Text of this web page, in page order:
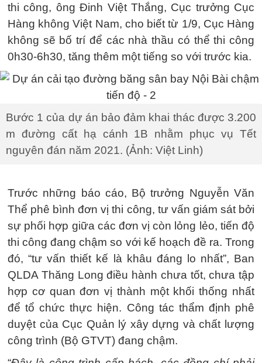
thi công, ông Đinh Việt Thắng, Cục trưởng Cục
Hàng không Việt Nam, cho biết từ 1/9, Cục Hàng
không sẽ bố trí để các nhà thầu có thể thi công
0h30-6h30, tăng thêm một tiếng so với trước kia.
Bước 1 của dự án bảo đảm khai thác được 3.200
m đường cất hạ cánh 1B nhằm phục vụ Tết
nguyên đán năm 2021. (Ảnh: Việt Linh)
Trước những báo cáo, Bộ trưởng Nguyễn Văn
Thể phê bình đơn vị thi công, tư vấn giám sát bởi
sự phối hợp giữa các đơn vị còn lỏng lẻo, tiến độ
thi công đang chậm so với kế hoạch đề ra. Trong
đó, “tư vấn thiết kế là khâu đáng lo nhất”, Ban
QLDA Thăng Long điều hành chưa tốt, chưa tập
hợp cơ quan đơn vị thành một khối thống nhất
để tổ chức thực hiện. Công tác thẩm định phê
duyệt của Cục Quản lý xây dựng và chất lượng
công trình (Bộ GTVT) đang chậm.